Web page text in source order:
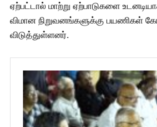
ஏற்பட்டால் மாற்று ஏற்பாடுகளை
விமான நிறுவனங்களுக்கு பயணிகள்
விடுத்துள்ளனர்.